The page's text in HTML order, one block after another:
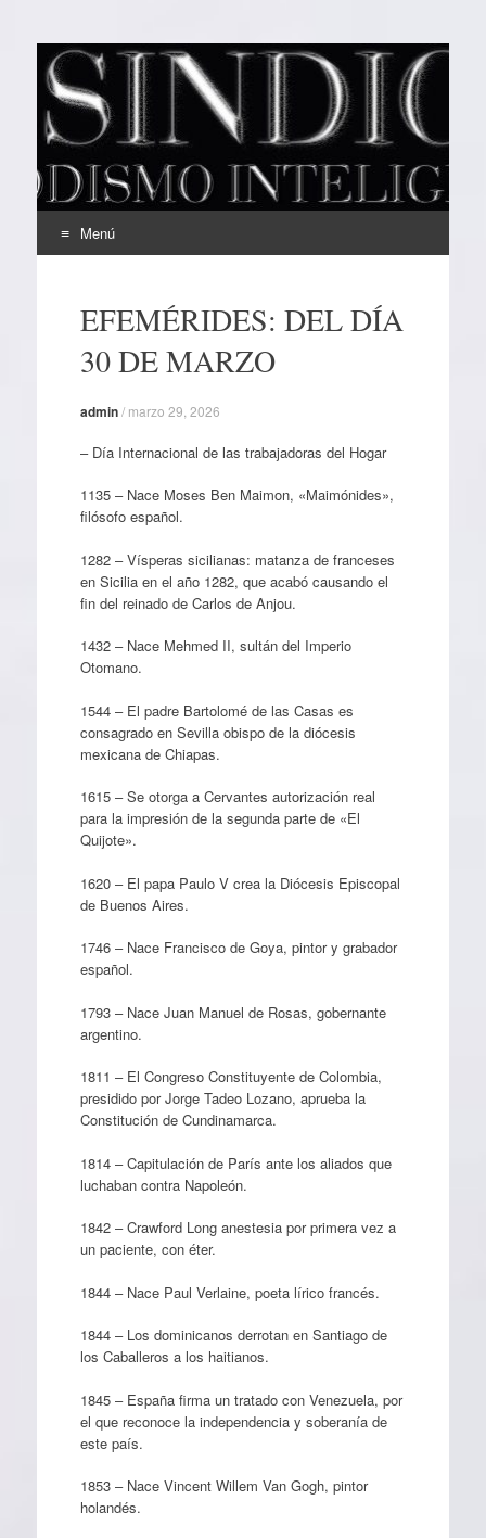
EL SINDICAL
Periodismo Inteligente
Menú
contenidoEFEMÉRIDES: DEL DÍA
30 DE MARZO
admin/ marzo 29, 2026
– Día Internacional de las trabajadoras del Hogar
1135 – Nace Moses Ben Maimon, «Maimónides»,
filósofo español.
1282 – Vísperas sicilianas: matanza de franceses
en Sicilia en el año 1282, que acabó causando el
fin del reinado de Carlos de Anjou.
1432 – Nace Mehmed II, sultán del Imperio
Otomano.
1544 – El padre Bartolomé de las Casas es
consagrado en Sevilla obispo de la diócesis
mexicana de Chiapas.
1615 – Se otorga a Cervantes autorización real
para la impresión de la segunda parte de «El
Quijote».
1620 – El papa Paulo V crea la Diócesis Episcopal
de Buenos Aires.
1746 – Nace Francisco de Goya, pintor y grabador
español.
1793 – Nace Juan Manuel de Rosas, gobernante
argentino.
1811 – El Congreso Constituyente de Colombia,
presidido por Jorge Tadeo Lozano, aprueba la
Constitución de Cundinamarca.
1814 – Capitulación de París ante los aliados que
luchaban contra Napoleón.
1842 – Crawford Long anestesia por primera vez a
un paciente, con éter.
1844 – Nace Paul Verlaine, poeta lírico francés.
1844 – Los dominicanos derrotan en Santiago de
los Caballeros a los haitianos.
1845 – España firma un tratado con Venezuela, por
el que reconoce la independencia y soberanía de
este país.
1853 – Nace Vincent Willem Van Gogh, pintor
holandés.